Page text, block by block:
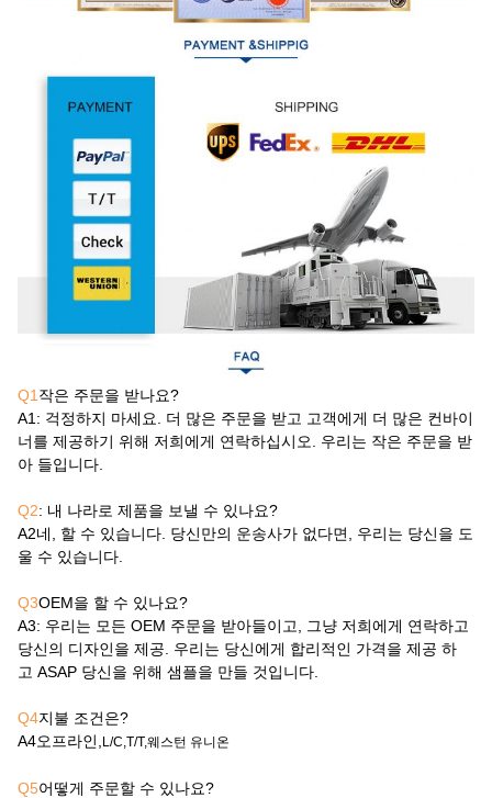
Q1 작은 주문을 받나요?
A1 : 걱정하지 마세요. 더 많은 주문을 받고 고객에게 더 많은 컨바이
너를 제공하기 위해 저희에게 연락하십시오. 우리는 작은 주문을 받
아 들입니다.
Q2: 내 나라로 제품을 보낼 수 있나요?
A2네, 할 수 있습니다. 당신만의 운송사가 없다면, 우리는 당신을 도
울 수 있습니다.
Q3OEM을 할 수 있나요?
A3: 우리는 모든 OEM 주문을 받아들이고, 그냥 저희에게 연락하고
당신의 디자인을 제공. 우리는 당신에게 합리적인 가격을 제공 하
고 ASAP 당신을 위해 샘플을 만들 것입니다.
Q4지불 조건은?
A4오프라인, L/C,T/T,웨스턴 유니온
Q5어떻게 주문할 수 있나요?